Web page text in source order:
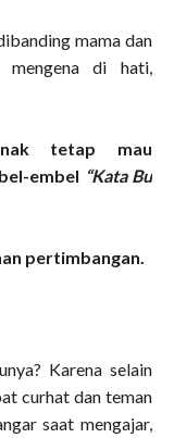
mama dan
di hati,
tetap mau
embel “Kata Bu
pertimbangan.
Karena selain
curhat dan teman
saat mengajar,